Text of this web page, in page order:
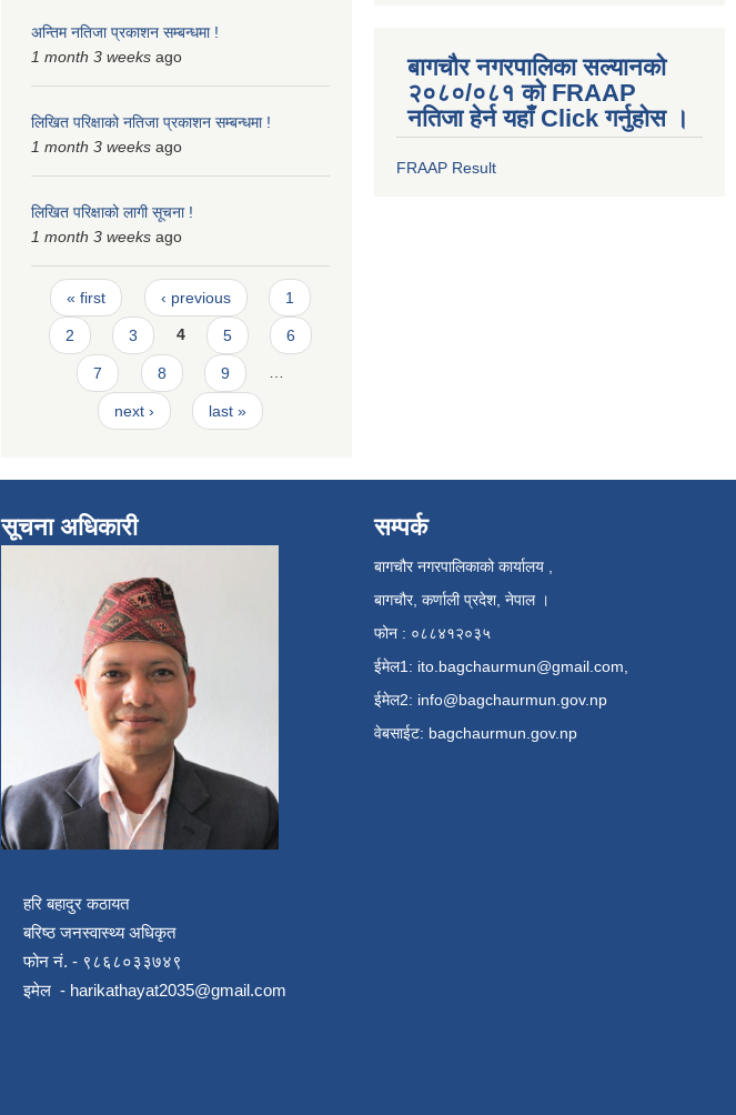
अन्तिम नतिजा प्रकाशन सम्बन्धमा !
1 month 3 weeks ago
लिखित परिक्षाको नतिजा प्रकाशन सम्बन्धमा !
1 month 3 weeks ago
लिखित परिक्षाको लागी सूचना !
1 month 3 weeks ago
Pages
« first ‹ previous 1
2 3 4 5 6
7 8 9 …
next › last »
बागचौर नगरपालिका सल्यानको
२०८०/०८१ को FRAAP
नतिजा हेर्न यहाँ Click गर्नुहोस ।
FRAAP Result
सूचना अधिकारी
हरि बहादुर कठायत
बरिष्ठ जनस्वास्थ्य अधिकृत
फोन नं. - ९८६८०३३७४९
इमेल - harikathayat2035@gmail.com
सम्पर्क
बागचौर नगरपालिकाको कार्यालय ,
बागचौर, कर्णाली प्रदेश, नेपाल ।
फोन : ०८८४१२०३५
ईमेल1: ito.bagchaurmun@gmail.com
ईमेल2: info@bagchaurmun.gov.np
वे‍बसाईट: bagchaurmun.gov.np